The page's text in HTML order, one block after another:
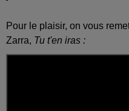
Pour le plaisir, on vous
Zarra, Tu t'en iras :